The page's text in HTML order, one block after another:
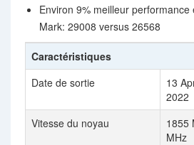
Environ 9% meilleur
Mark: 29008 versus 26568
Caractéristiques
Date de sortie
13
2022
Vitesse du noyau
1855
MHz